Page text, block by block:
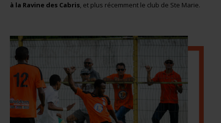
à la Ravine des Cabris, et plus récemment le club de Ste Marie.